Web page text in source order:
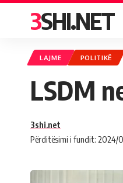
3SHI.NET
LAJME POLITIKË
LSDM
Përditësimi i fundit: 2024/
3shi.net